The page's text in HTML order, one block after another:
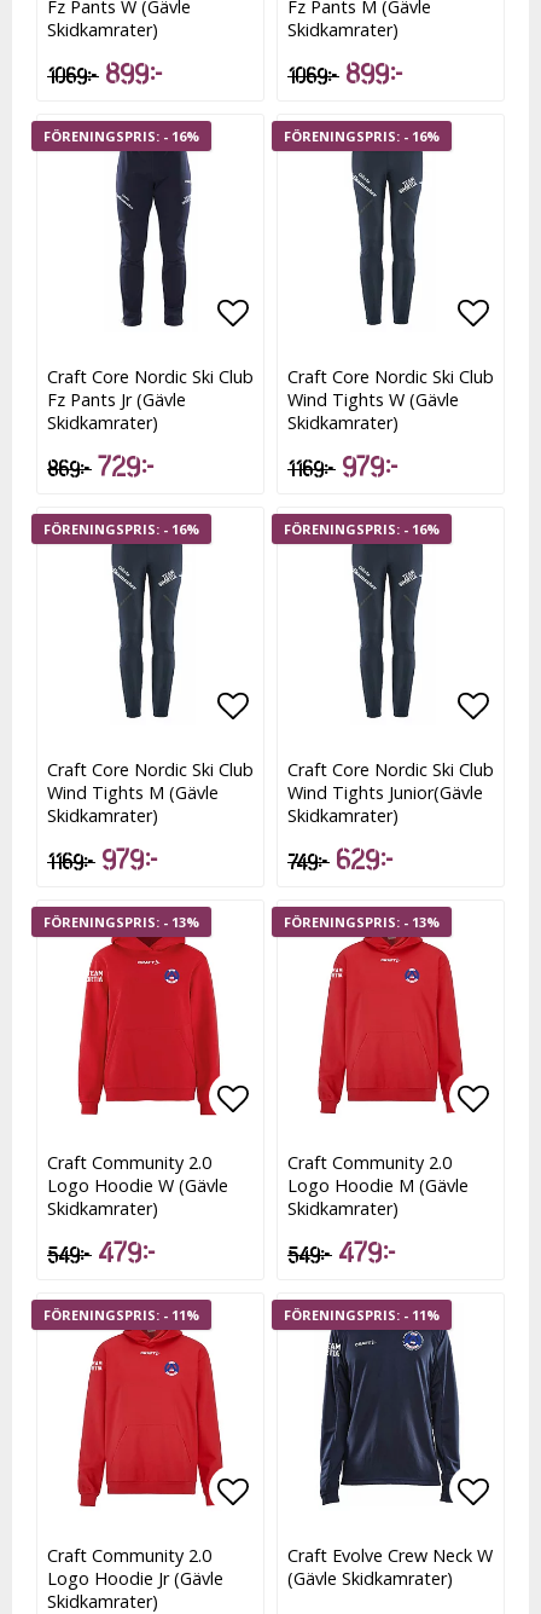
Fz Pants W (Gävle
Skidkamrater)
1 069 kr 899 kr
Fz Pants M (Gävle
Skidkamrater)
1 069 kr 899 kr
- 16%
Lägg till i favoritlistan
Craft Core Nordic Ski Club
Fz Pants Jr (Gävle
Skidkamrater)
869 kr 729 kr
- 16%
Craft Core Nordic Ski Club
Wind Tights W (Gävle
Skidkamrater)
1 169 kr 979 kr
- 16%
Lägg till i favoritlistan
Craft Core Nordic Ski Club
Wind Tights M (Gävle
Skidkamrater)
1 169 kr 979 kr
- 16%
Craft Core Nordic Ski Club
Wind Tights Junior(Gävle
Skidkamrater)
749 kr 629 kr
- 13%
Lägg till i favoritlistan
Craft Community 2.0
Logo Hoodie W (Gävle
Skidkamrater)
549 kr 479 kr
- 13%
Craft Community 2.0
Logo Hoodie M (Gävle
Skidkamrater)
549 kr 479 kr
- 11%
Lägg till i favoritlistan
Craft Community 2.0
Logo Hoodie Jr (Gävle
Skidkamrater)
- 11%
Craft Evolve Crew Neck W
(Gävle Skidkamrater)